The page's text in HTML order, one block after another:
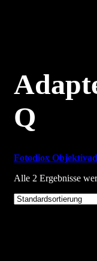
Q
Fotodiox
Alle 2 Ergebnisse